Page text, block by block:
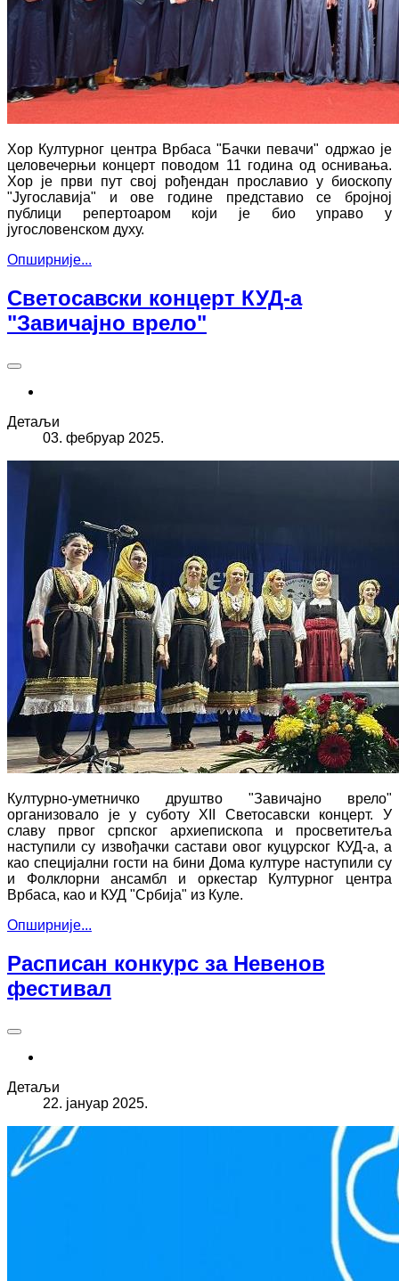
Хор Културног центра Врбаса "Бачки певачи" одржао је
целовечерњи концерт поводом 11 година од оснивања.
Хор је први пут свој рођендан прославио у биоскопу
"Југославија" и ове године представио се бројној
публици репертоаром који је био управо у
југословенском духу.
Опширније...
Светосавски концерт КУД-а
"Завичајно врело"
Детаљи
03. фебруар 2025.
Културно-уметничко друштво "Завичајно врело"
организовало је у суботу XII Светосавски концерт. У
славу првог српског архиепископа и просветитеља
наступили су извођачки састави овог куцурског КУД-а, а
као специјални гости на бини Дома културе наступили су
и Фолклорни ансамбл и оркестар Културног центра
Врбаса, као и КУД "Србија" из Куле.
Опширније...
Расписан конкурс за Невенов
фестивал
Детаљи
22. јануар 2025.